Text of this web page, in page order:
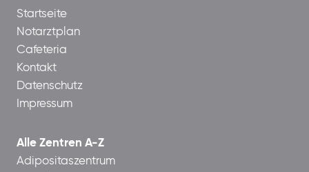
Startseite
Notarztplan
Cafeteria
Kontakt
Datenschutz
Impressum
Alle Zentren A-Z
Adipositaszentrum